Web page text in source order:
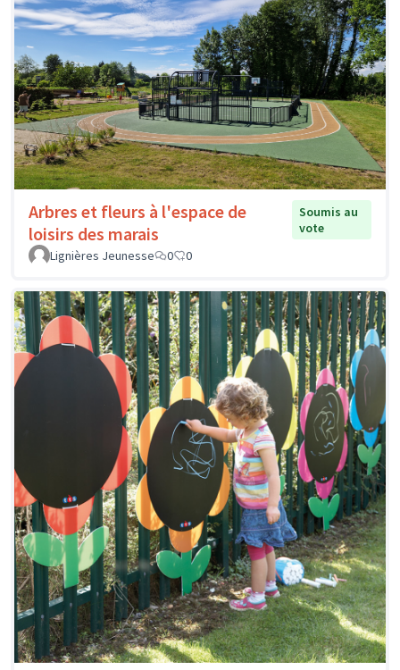
Arbres et fleurs à l'espace de
loisirs des marais
Soumis au
vote
Lignières Jeunesse
0 0